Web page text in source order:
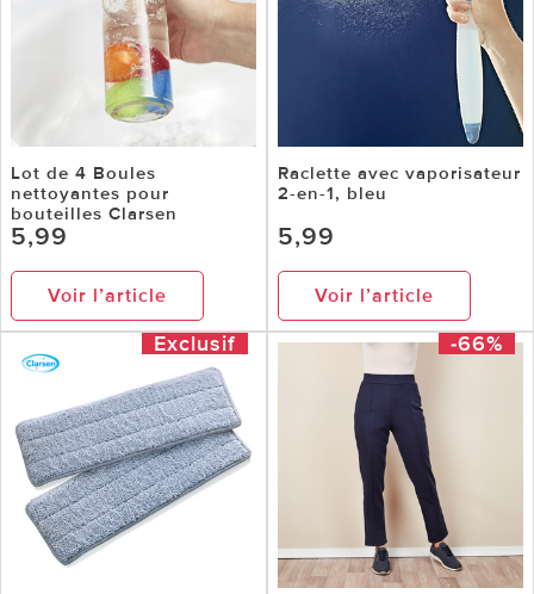
Lot de 4 Boules
nettoyantes pour
bouteilles Clarsen
5,99
Voir l’article
Raclette avec vaporisateur
2-en-1, bleu
5,99
Voir l’article
Exclusif -66%